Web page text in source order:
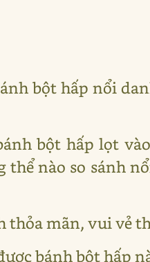
bột hấp nổi
bột hấp lọt
thể nào so sánh
thỏa mãn, vui vẻ
bánh bột hấp